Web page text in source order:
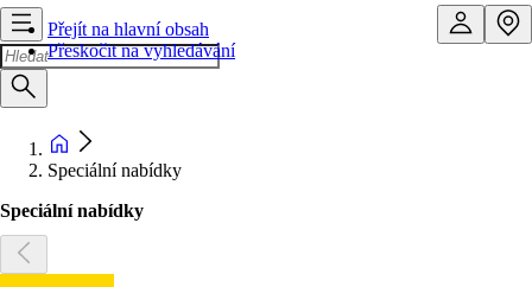
Přejít na hlavní obsah
Přeskočit na vyhledávání
Speciální nabídky
Speciální nabídky